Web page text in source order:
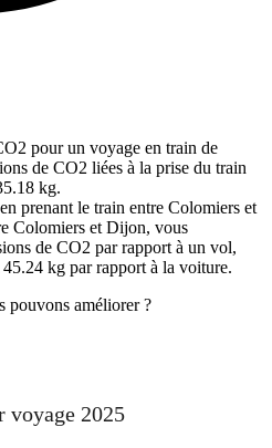
pour un voyage en train de
de CO2 liées à la prise du train
kg.
prenant le train entre Colomiers et
Colomiers et Dijon, vous
de CO2 par rapport à un vol,
kg par rapport à la voiture.
pouvons améliorer ?
voyage 2025